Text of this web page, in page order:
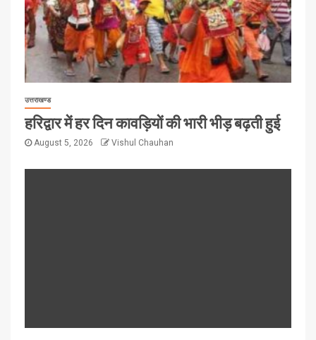
उत्तराखण्ड
हरिद्वार में हर दिन कावड़ियों की भारी भीड़ बढ़ती हुई
August 5, 2026 Vishul Chauhan